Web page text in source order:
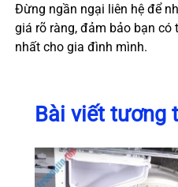
Đừng ngần ngại liên hệ để
giá rõ ràng, đảm bảo bạn
nhất cho gia đình mình.
Bài viết tương